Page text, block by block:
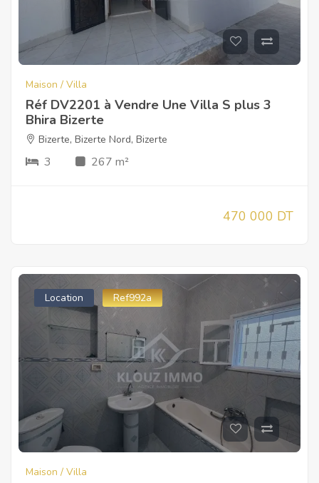
Maison / Villa
Réf DV2201 à Vendre Une Villa S plus 3
Bhira Bizerte
Bizerte, Bizerte Nord, Bizerte
3 267 m²
470 000 DT
Location Ref992a
Maison / Villa